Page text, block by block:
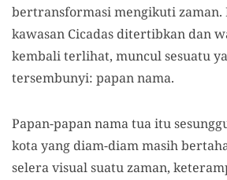
bertransformasi mengikuti zaman.
kawasan Cicadas ditertibkan dan
kembali terlihat, muncul sesuatu
tersembunyi: papan nama.
Papan-papan nama tua itu
kota yang diam-diam masih
selera visual suatu zaman,